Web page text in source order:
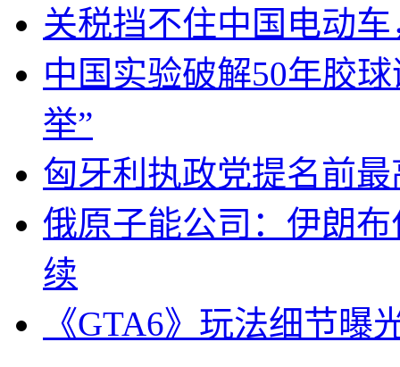
关税挡不住中国电动
中国实验破解50年胶
举”
匈牙利执政党提名前
俄原子能公司：伊朗
续
《GTA6》玩法细节